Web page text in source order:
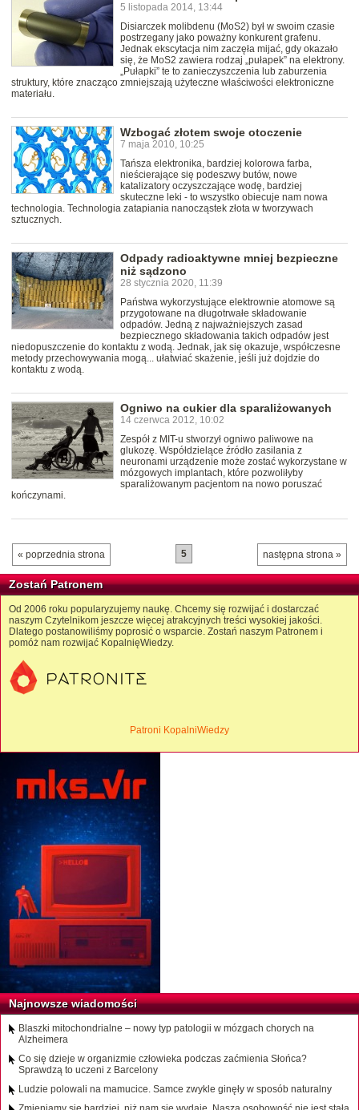
5 listopada 2014, 13:44
Disiarczek molibdenu (MoS2) był w swoim czasie
postrzegany jako poważny konkurent grafenu.
Jednak ekscytacja nim zaczęła mijać, gdy okazało
się, że MoS2 zawiera rodzaj „pułapek” na elektrony.
„Pułapki” te to zanieczyszczenia lub zaburzenia
struktury, które znacząco zmniejszają użyteczne właściwości elektroniczne
materiału.
Wzbogać złotem swoje otoczenie
7 maja 2010, 10:25
Tańsza elektronika, bardziej kolorowa farba,
nieścierające się podeszwy butów, nowe
katalizatory oczyszczające wodę, bardziej
skuteczne leki - to wszystko obiecuje nam nowa
technologia. Technologia zatapiania nanocząstek złota w tworzywach
sztucznych.
Odpady radioaktywne mniej bezpieczne
niż sądzono
28 stycznia 2020, 11:39
Państwa wykorzystujące elektrownie atomowe są
przygotowane na długotrwałe składowanie
odpadów. Jedną z najważniejszych zasad
bezpiecznego składowania takich odpadów jest
niedopuszczenie do kontaktu z wodą. Jednak, jak się okazuje, współczesne
metody przechowywania mogą... ułatwiać skażenie, jeśli już dojdzie do
kontaktu z wodą.
Ogniwo na cukier dla sparaliżowanych
14 czerwca 2012, 10:02
Zespół z MIT-u stworzył ogniwo paliwowe na
glukozę. Współdzielące źródło zasilania z
neuronami urządzenie może zostać wykorzystane w
mózgowych implantach, które pozwoliłyby
sparaliżowanym pacjentom na nowo poruszać
kończynami.
« poprzednia strona następna strona »
5
Zostań Patronem
Od 2006 roku popularyzujemy naukę. Chcemy się rozwijać i dostarczać
naszym Czytelnikom jeszcze więcej atrakcyjnych treści wysokiej jakości.
Dlatego postanowiliśmy poprosić o wsparcie. Zostań naszym Patronem i
pomóż nam rozwijać KopalnięWiedzy.
Patroni KopalniWiedzy
Najnowsze wiadomości
Blaszki mitochondrialne – nowy typ patologii w mózgach chorych na
Alzheimera
Co się dzieje w organizmie człowieka podczas zaćmienia Słońca?
Sprawdzą to uczeni z Barcelony
Ludzie polowali na mamucice. Samce zwykle ginęły w sposób naturalny